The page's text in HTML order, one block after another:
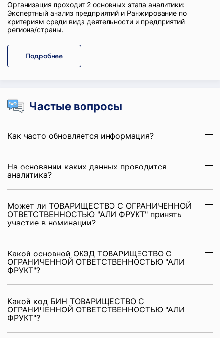
Организация проходит 2 основных этапа аналитики:
Экспертный анализ предприятий и Ранжирование по
критериям среди вида деятельности и предприятий
региона/страны.
Подробнее
Частые вопросы
Как часто обновляется информация?
На основании каких данных проводится
аналитика?
Может ли ТОВАРИЩЕСТВО С ОГРАНИЧЕННОЙ
ОТВЕТСТВЕННОСТЬЮ "АЛИ ФРУКТ" принять
участие в номинации?
Какой основной ОКЭД ТОВАРИЩЕСТВО С
ОГРАНИЧЕННОЙ ОТВЕТСТВЕННОСТЬЮ "АЛИ
ФРУКТ"?
Какой код БИН ТОВАРИЩЕСТВО С
ОГРАНИЧЕННОЙ ОТВЕТСТВЕННОСТЬЮ "АЛИ
ФРУКТ"?